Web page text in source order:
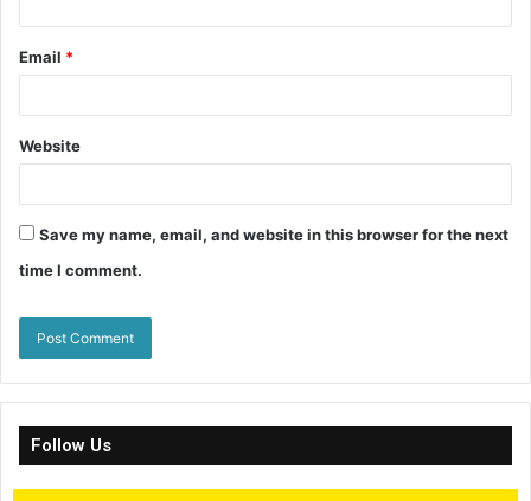
Email *
Website
Save my name, email, and website in this browser for the next
time I comment.
Follow Us